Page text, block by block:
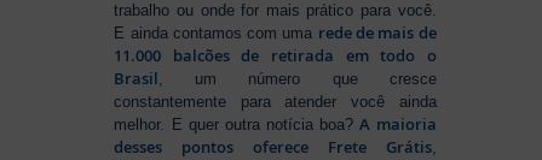
trabalho ou onde for mais prático para você.
E ainda contamos com uma rede de mais de
11.000 balcões de retirada em todo o
Brasil, um número que cresce
constantemente para atender você ainda
melhor. E quer outra notícia boa?A maioria
desses pontos oferece Frete Grátis,